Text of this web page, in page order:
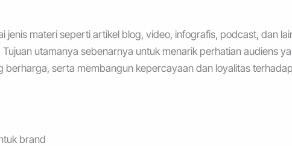
jenis materi seperti artikel blog, video, infografis, podcast, dan
utamanya sebenarnya untuk menarik perhatian audiens
berharga, serta membangun kepercayaan dan loyalitas terhadap
brand